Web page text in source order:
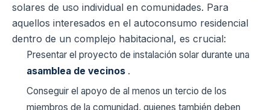
solares de uso individual en comunidades. Para
aquellos interesados en el autoconsumo residencial
dentro de un complejo habitacional, es crucial:
Presentar el proyecto de instalación solar durante una
asamblea de vecinos .
Conseguir el apoyo de al menos un tercio de los
miembros de la comunidad, quienes también deben